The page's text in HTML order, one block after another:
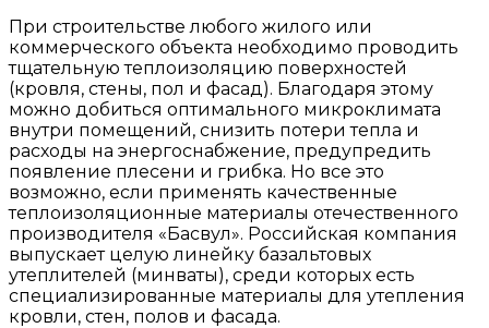
При строительстве любого жилого или
коммерческого объекта необходимо проводить
тщательную теплоизоляцию поверхностей
(кровля, стены, пол и фасад). Благодаря этому
можно добиться оптимального микроклимата
внутри помещений, снизить потери тепла и
расходы на энергоснабжение, предупредить
появление плесени и грибка. Но все это
возможно, если применять качественные
теплоизоляционные материалы отечественного
производителя «Басвул». Российская компания
выпускает целую линейку базальтовых
утеплителей (минваты), среди которых есть
специализированные материалы для утепления
кровли, стен, полов и фасада.